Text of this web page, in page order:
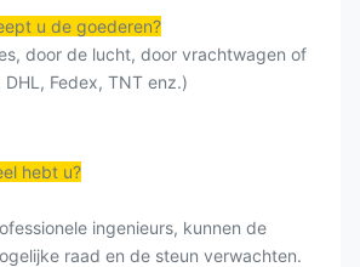
u de goederen?
door de lucht, door vrachtwagen of
Fedex, TNT enz.)
hebt u?
ingenieurs, kunnen de
raad en de steun verwachten.